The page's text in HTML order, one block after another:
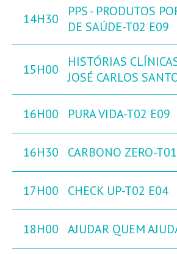
14H30
PPS - PRODUTOS
DE SAÚDE-T02 E09
15H00
HISTÓRIAS
JOSÉ CARLOS
16H00 PURA VIDA-T02 E09
16H30 CARBONO ZERO-
17H00 CHECK UP-T02 E04
18H00 AJUDAR QUEM